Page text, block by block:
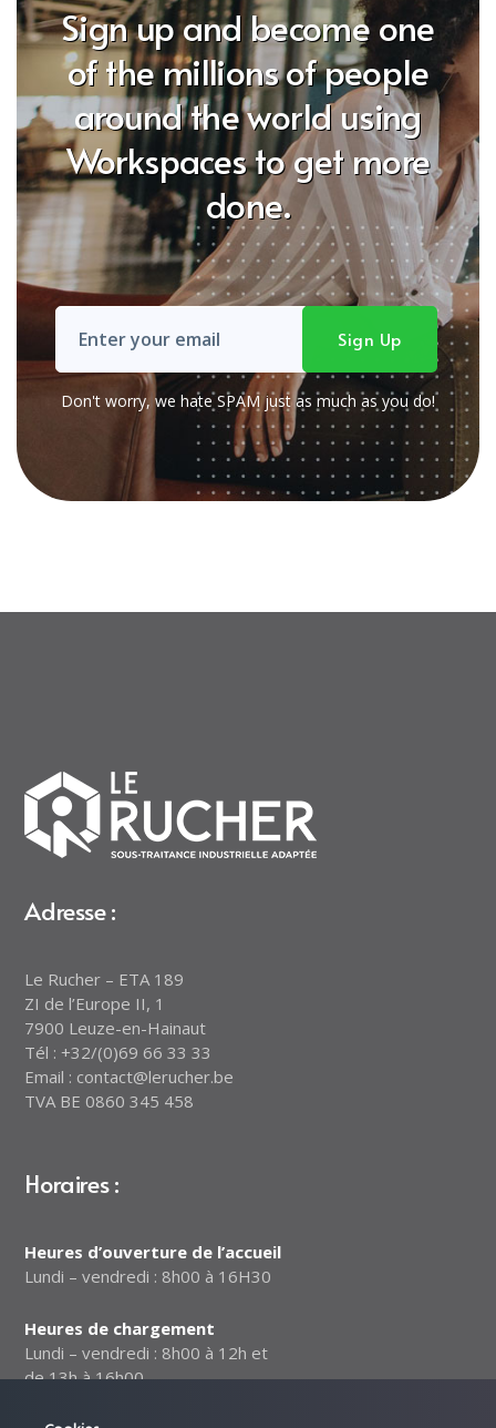
Sign up and become one
of the millions of people
around the world using
Workspaces to get more
done.
Don't worry, we hate SPAM just as much as you do!
Adresse :
Le Rucher – ETA 189
ZI de l’Europe II, 1
7900 Leuze-en-Hainaut
Tél : +32/(0)69 66 33 33
Email : contact@lerucher.be
TVA BE 0860 345 458
Horaires :
Heures d’ouverture de l’accueil
Lundi – vendredi : 8h00 à 16H30
Heures de chargement
Lundi – vendredi : 8h00 à 12h et
de 13h à 16h00